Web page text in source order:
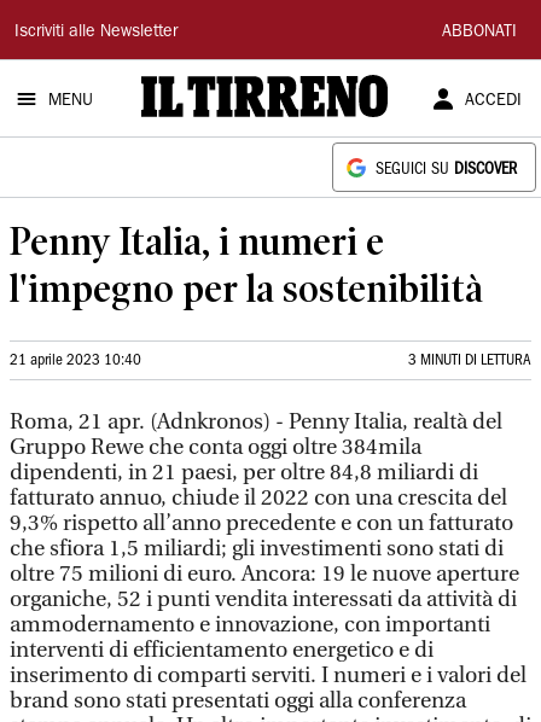
Il
Tirreno
Iscriviti alle Newsletter ABBONATI
MENU ACCEDI
SEGUICI SU DISCOVER
Penny Italia, i numeri e
l'impegno per la sostenibilità
21 aprile 2023 10:40 3 MINUTI DI LETTURA
Roma, 21 apr. (Adnkronos) - Penny Italia, realtà del
Gruppo Rewe che conta oggi oltre 384mila
dipendenti, in 21 paesi, per oltre 84,8 miliardi di
fatturato annuo, chiude il 2022 con una crescita del
9,3% rispetto all’anno precedente e con un fatturato
che sfiora 1,5 miliardi; gli investimenti sono stati di
oltre 75 milioni di euro. Ancora: 19 le nuove aperture
organiche, 52 i punti vendita interessati da attività di
ammodernamento e innovazione, con importanti
interventi di efficientamento energetico e di
inserimento di comparti serviti. I numeri e i valori del
brand sono stati presentati oggi alla conferenza